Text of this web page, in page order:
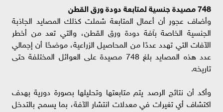
748 مصيدة جنسية لمتابعة دودة ورق القطن
وأضاف عجور أن أعمال المتابعة شملت كذلك المصايد الجاذبة
الجنسية الخاصة بآفة دودة ورق القطن، والتي تعد من أخطر
الآفات التي تهدد عددًا من المحاصيل الزراعية، موضحًا أن إجمالي
عدد هذه المصايد بلغ 748 مصيدة على العوائل المختلفة حتى
تاريخه.
وأكد أن نتائج الرصد يتم متابعتها وتحليلها بصورة دورية بهدف
اكتشاف أي تغيرات في معدلات انتشار الآفة، بما يسمح بالتدخل